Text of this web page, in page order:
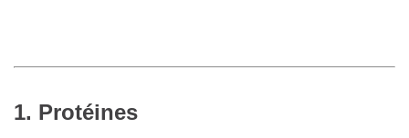
1. Protéines